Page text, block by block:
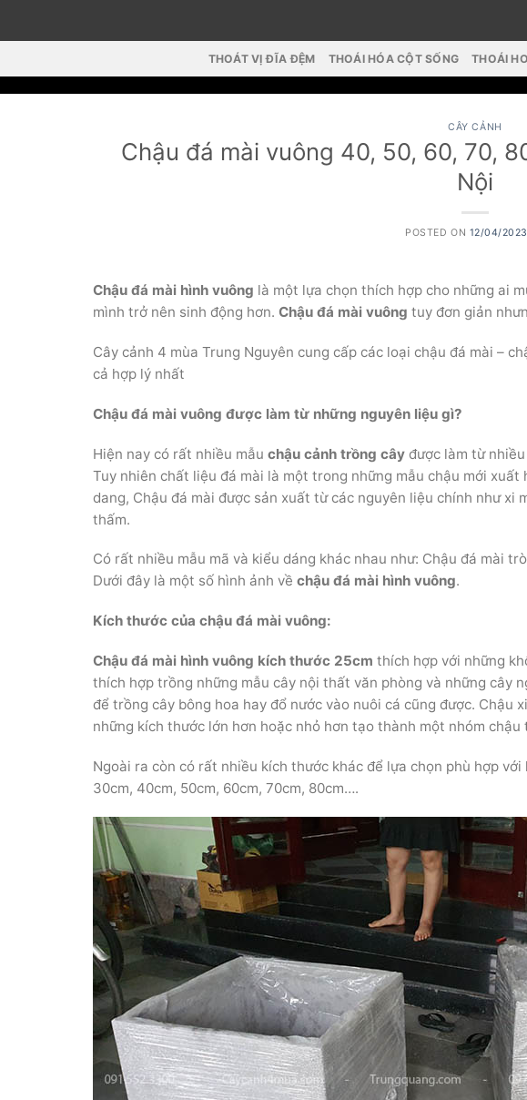
THOÁT VỊ ĐĨA ĐỆM THOÁI HÓA CỘT SỐNG THOÁI
CÂY CẢNH
Chậu đá mài vuông 40, 50, 60, 70,
Nội
POSTED ON 12/04/2023
Chậu đá mài hình vuông là một lựa chọn thích hợp cho những ai
mình trở nên sinh động hơn. Chậu đá mài vuông tuy đơn giản
Cây cảnh 4 mùa Trung Nguyên cung cấp các loại chậu đá mài –
cả hợp lý nhất
Chậu đá mài vuông được làm từ những nguyên liệu gì?
Hiện nay có rất nhiều mẫu chậu cảnh trồng cây được làm từ
Tuy nhiên chất liệu đá mài là một trong những mẫu chậu mới
dang, Chậu đá mài được sản xuất từ các nguyên liệu chính như xi
thấm.
Có rất nhiều mẫu mã và kiểu dáng khác nhau như: Chậu đá mài
Dưới đây là một số hình ảnh về chậu đá mài hình vuông.
Kích thước của chậu đá mài vuông:
Chậu đá mài hình vuông kích thước 25cm thích hợp với những
thích hợp trồng những mẫu cây nội thất văn phòng và những cây
để trồng cây bông hoa hay đổ nước vào nuôi cá cũng được. Chậu
những kích thước lớn hơn hoặc nhỏ hơn tạo thành một nhóm
Ngoài ra còn có rất nhiều kích thước khác để lựa chọn phù hợp
30cm, 40cm, 50cm, 60cm, 70cm, 80cm….